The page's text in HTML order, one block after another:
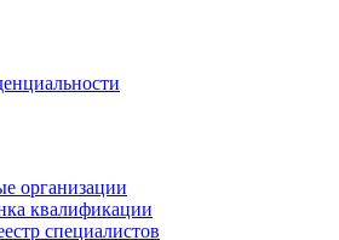
организации
квалификации
специалистов